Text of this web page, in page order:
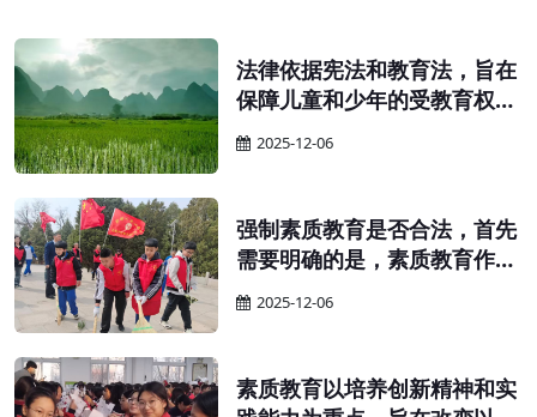
法律依据宪法和教育法，旨在
保障儿童和少年的受教育权
利，提高国民素质。 为保障适
龄儿童、少年接受义务教育的
施，并提升全民族的整体素
质，特依据宪法和教育法制定
本法。
2025-12-06
强制素质教育是否合法，首先
需要明确的是，素质教育作为
义务教育的一部分，其实施应
当遵循义务教育的相关规定。
2025-12-06
素质教育以培养创新精神和实